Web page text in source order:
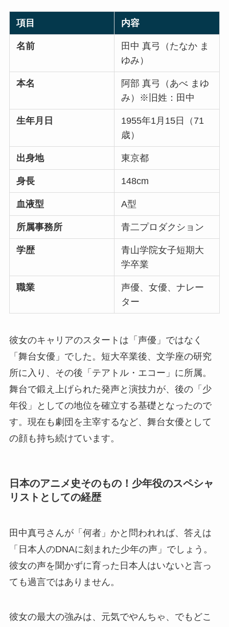
項目 内容
名前
田中 真弓（たなか ま
ゆみ）
本名
阿部 真弓（あべ まゆ
み）※旧姓：田中
生年月日
1955年1月15日（71
歳）
出身地 東京都
身長 148cm
血液型 A型
所属事務所 青二プロダクション
学歴
青山学院女子短期大
学卒業
職業
声優、女優、ナレー
ター
彼女のキャリアのスタートは「声優」ではなく
「舞台女優」でした。短大卒業後、文学座の研究
所に入り、その後「テアトル・エコー」に所属。
舞台で鍛え上げられた発声と演技力が、後の「少
年役」としての地位を確立する基礎となったので
す。現在も劇団を主宰するなど、舞台女優として
の顔も持ち続けています。
日本のアニメ史そのもの！少年役のスペシャ
リストとしての経歴
田中真弓さんが「何者」かと問われれば、答えは
「日本人のDNAに刻まれた少年の声」でしょう。
彼女の声を聞かずに育った日本人はいないと言っ
ても過言ではありません。
彼女の最大の強みは、元気でやんちゃ、でもどこ